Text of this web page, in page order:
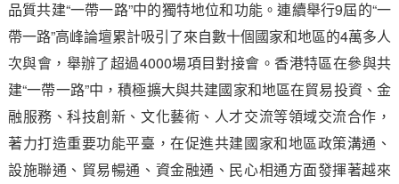
品質共建“一帶一路”中的獨特地位和功能。連續舉行9屆的“一
帶一路”高峰論壇累計吸引了來自數十個國家和地區的4萬多人
次與會，舉辦了超過4000場項目對接會。香港特區在參與共
建“一帶一路”中，積極擴大與共建國家和地區在貿易投資、金
融服務、科技創新、文化藝術、人才交流等領域交流合作，
著力打造重要功能平臺，在促進共建國家和地區政策溝通、
設施聯通、貿易暢通、資金融通、民心相通方面發揮著越來